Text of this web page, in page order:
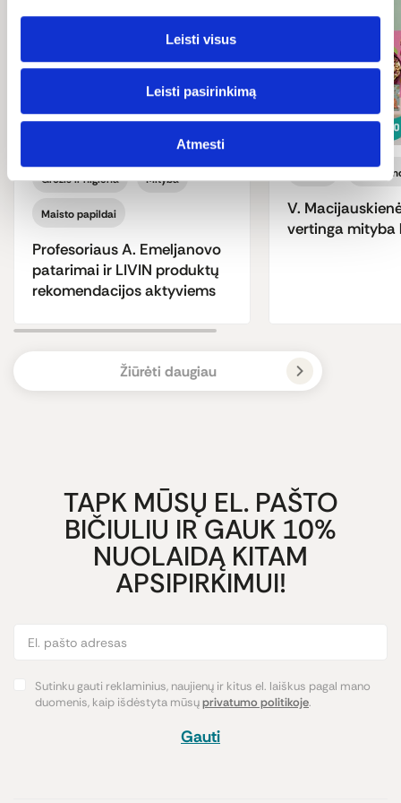
Leisti visus
Leisti pasirinkimą
Atmesti
Grožis ir higiena Mityba
Maisto papildai
Profesoriaus A. Emeljanovo
patarimai ir LIVIN produktų
rekomendacijos aktyviems
Be
V.
vertinga mityba
Žiūrėti daugiau
TAPK MŪSŲ EL. PAŠTO
BIČIULIU IR GAUK 10%
NUOLAIDĄ KITAM
APSIPIRKIMUI!
Sutinku gauti reklaminius, naujienų ir kitus el. laiškus pagal mano
duomenis, kaip išdėstyta mūsųprivatumo politikoje.
Gauti